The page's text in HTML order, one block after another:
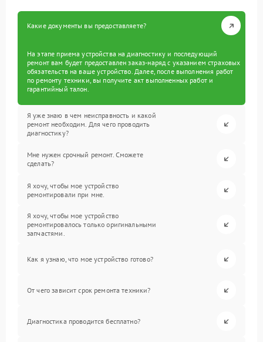
Какие документы вы предоставляете?
На этапе приема устройства на диагностику и последующий
ремонт вам будет предоставлен заказ-наряд с указанием страховых
обязательств на ваше устройство. Далее, после выполнения работ
по ремонту техники, вы получите акт выполненных работ и
гарантийный талон.
Я уже знаю в чем неисправность и какой
ремонт необходим. Для чего проводить
диагностику?
Мне нужен срочный ремонт. Сможете
сделать?
Я хочу, чтобы мое устройство
ремонтировали при мне.
Я хочу, чтобы мое устройство
ремонтировалось только оригинальными
запчастями.
Как я узнаю, что мое устройство готово?
От чего зависит срок ремонта техники?
Диагностика проводится бесплатно?